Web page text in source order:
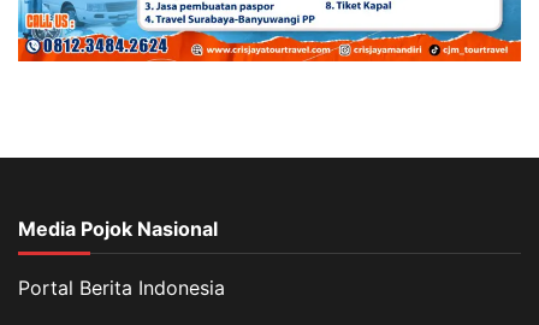
Media Pojok Nasional
Portal Berita Indonesia